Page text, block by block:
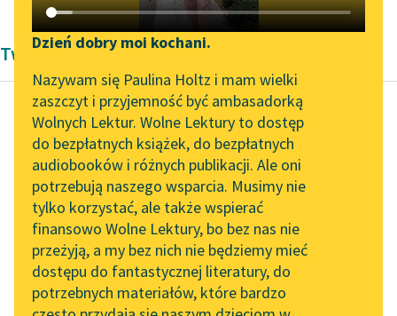
Katalog DAISY
Podkasty o książkach
Zgłoś brak utworu
Aktualności
„Prokurator Alicja Horn”
do słuchania
Byliśmy częścią AI Impact
Lab
Zapraszamy na spotkanie
online z tłumaczkami
literatury skandynawskiej
Spotkanie z Katarzyną
Narzędzia
Mapa Wolnych Lektur
Leśmianator
Przewodnik dla piszących i
czytających
API
OAI-PMH
Dzień dobry moi kochani.
Nazywam się Paulina Holtz i mam wielki
zaszczyt i przyjemność być ambasadorką
Wolnych Lektur. Wolne Lektury to dostęp
do bezpłatnych książek, do bezpłatnych
audiobooków i różnych publikacji. Ale oni
potrzebują naszego wsparcia. Musimy nie
tylko korzystać, ale także wspierać
finansowo Wolne Lektury, bo bez nas nie
przeżyją, a my bez nich nie będziemy mieć
dostępu do fantastycznej literatury, do
potrzebnych materiałów, które bardzo
Twórczość Aleksandra Dumas
Aleksander Dumas (ojciec)
Hrabia Monte
Christo
moja sympatia do
niego jest zupełnie
instynktowna, nie ma
w niej nic